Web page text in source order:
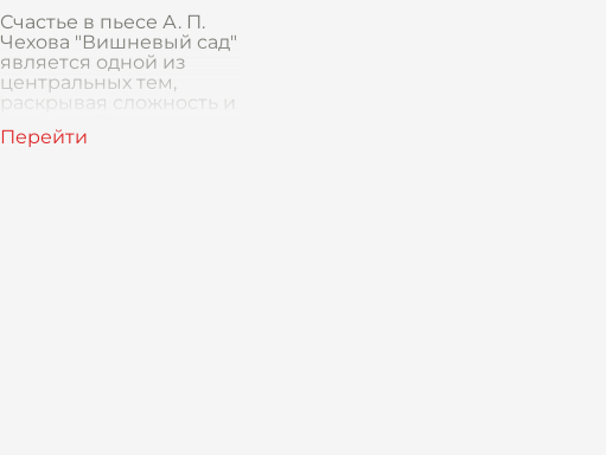
Счастье в пьесе А. П.
Чехова "Вишневый сад"
является одной из
центральных тем,
раскрывая сложность и
человеческого